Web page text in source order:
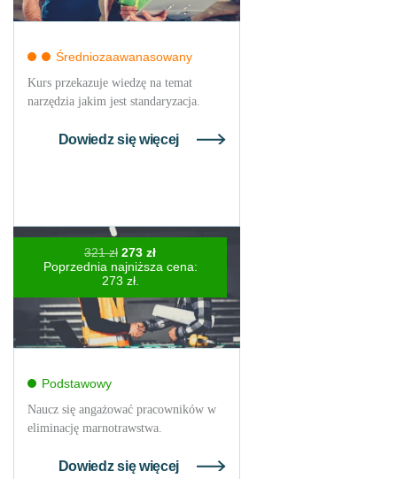
Średniozaawanasowany
Kurs przekazuje wiedzę na temat
narzędzia jakim jest standaryzacja.
Dowiedz się więcej
Podstawowy
Naucz się angażować pracowników w
eliminację marnotrawstwa.
Dowiedz się więcej
321zł Pierwotna
cena
wynosiła:
321 zł.
273 złAktualna
cena
273 zł.
Poprzednia najniższa cena:
273 zł.